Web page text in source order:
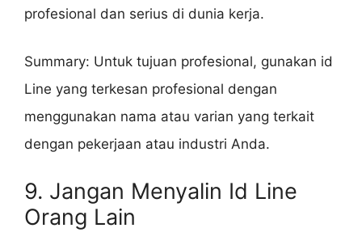
profesional dan serius di dunia kerja.
Summary: Untuk tujuan profesional, gunakan id
Line yang terkesan profesional dengan
menggunakan nama atau varian yang terkait
dengan pekerjaan atau industri Anda.
9. Jangan Menyalin Id Line
Orang Lain